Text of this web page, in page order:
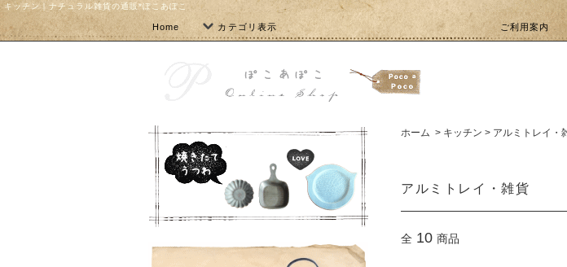
キッチン｜ナチュラル雑貨の通販*ぽこあぽこ
Home カテゴリ表示 ご利用案内
ホーム > キッチン > アルミトレイ・
アルミトレイ・雑貨
全 10 商品